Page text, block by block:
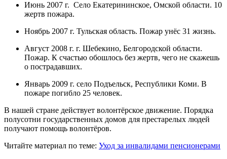
Июнь 2007 г. Село Екатерининское, Омской области. 10
жертв пожара.
Ноябрь 2007 г. Тульская область. Пожар унёс 31 жизнь.
Август 2008 г. г. Шебекино, Белгородской области.
Пожар. К счастью обошлось без жертв, чего не скажешь
о пострадавших.
Январь 2009 г. село Подъельск, Республики Коми. В
пожаре погибло 25 человек.
В нашей стране действует волонтёрское движение. Порядка
полусотни государственных домов для престарелых людей
получают помощь волонтёров.
Читайте материал по теме: Уход за инвалидами пенсионерами